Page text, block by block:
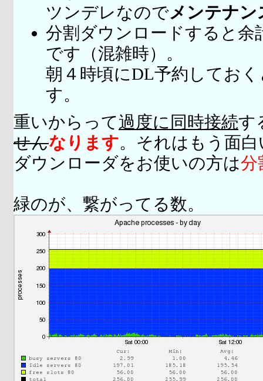
ツンデレなのでメンテナ
分割ダウンロードすると余
です（混雑時）。
朝４時頃にDL予約してお
す。
重いからって過度に同時接続す
せんなります。それはもう面
ダウンローダをお使いの方は分
緑のが、繋がってる数。